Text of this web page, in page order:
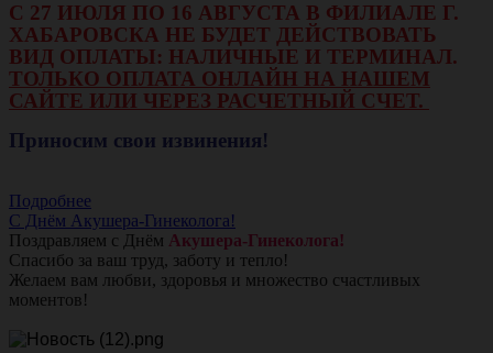
С 27 ИЮЛЯ ПО 16 АВГУСТА В ФИЛИАЛЕ Г.
ХАБАРОВСКА НЕ БУДЕТ ДЕЙСТВОВАТЬ
ВИД ОПЛАТЫ: НАЛИЧНЫЕ И ТЕРМИНАЛ.
ТОЛЬКО ОПЛАТА ОНЛАЙН НА НАШЕМ
САЙТЕ ИЛИ ЧЕРЕЗ РАСЧЕТНЫЙ СЧЕТ.
Приносим свои извинения!
Подробнее
С Днём Акушера-Гинеколога!
Поздравляем с Днём Акушера-Гинеколога!
Спасибо за ваш труд, заботу и тепло!
Желаем вам любви, здоровья и множество счастливых
моментов!